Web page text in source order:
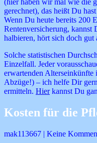
(hier haben wir mal wie die
gerechnet), das heißt Du
Wenn Du heute bereits 200
Rentenversicherung, kannst
halbieren, hört sich doch gut
Solche statistischen
Einzelfall. Jeder
erwartenden
Abzüge!) – ich helfe Dir
ermitteln. Hierkannst Du
Kosten für die
mak113667 | Keine